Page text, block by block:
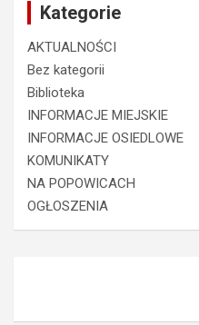
Kategorie
AKTUALNOŚCI
Bez kategorii
Biblioteka
INFORMACJE MIEJSKIE
INFORMACJE OSIEDLOWE
KOMUNIKATY
NA POPOWICACH
OGŁOSZENIA